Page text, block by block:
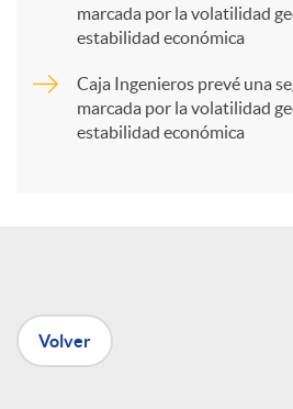
n
marcada por la volatilidad
estabilidad económica
Caja Ingenieros prevé una
marcada por la volatilidad
estabilidad económica
Volver